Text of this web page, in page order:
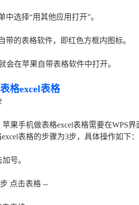
中选择“用其他应用打开”。
带的表格软件，即红色方框内图标。
会在苹果自带表格软件中打开。
格excel表格
苹果手机做表格excel表格需要在WPS
表格的步骤为3步，具体操作如下
号。
点击表格 --